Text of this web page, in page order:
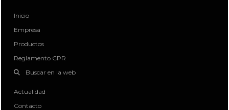
Inicio
Empresa
Productos
Reglamento CPR
Buscar en la web
Actualidad
Contacto